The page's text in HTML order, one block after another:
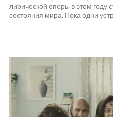
лирической оперы в этом году
состояния мира. Пока одни